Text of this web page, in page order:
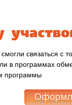
связаться с
в программах
программы